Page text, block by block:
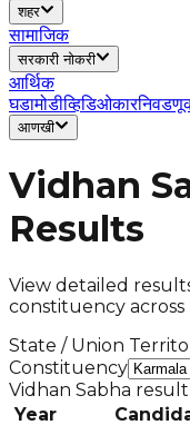
शहर
सामाजिक
सरकारी नोकरी
आर्थिक
घडामोडीव्हिडिओकार
आणखी
Vidhan
Results
View detailed
constituency across
State / Union
Constituency
Vidhan Sabha
Year